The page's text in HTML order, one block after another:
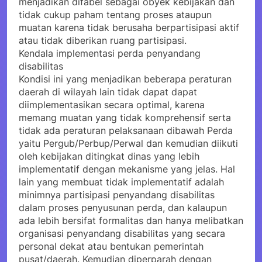
tidak cukup paham tentang proses ataupun
muatan karena tidak berusaha berpartisipasi aktif
atau tidak diberikan ruang partisipasi.
Kendala implementasi perda penyandang
disabilitas
Kondisi ini yang menjadikan beberapa peraturan
daerah di wilayah lain tidak dapat dapat
diimplementasikan secara optimal, karena
memang muatan yang tidak komprehensif serta
tidak ada peraturan pelaksanaan dibawah Perda
yaitu Pergub/Perbup/Perwal dan kemudian diikuti
oleh kebijakan ditingkat dinas yang lebih
implementatif dengan mekanisme yang jelas. Hal
lain yang membuat tidak implementatif adalah
minimnya partisipasi penyandang disabilitas
dalam proses penyusunan perda, dan kalaupun
ada lebih bersifat formalitas dan hanya melibatkan
organisasi penyandang disabilitas yang secara
personal dekat atau bentukan pemerintah
pusat/daerah. Kemudian diperparah dengan